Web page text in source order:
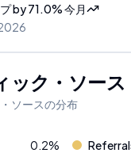
by71.0%今月
ック・ソース
ソースの分布
0.2%